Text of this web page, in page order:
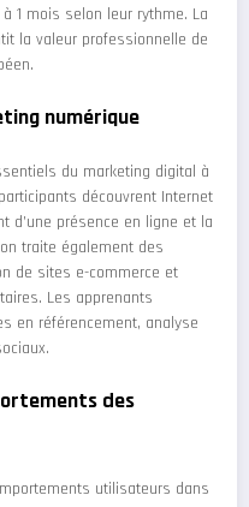
1 mois selon leur rythme. La
la valeur professionnelle de
numérique
du marketing digital à
découvrent Internet
d’une présence en ligne et la
traite également des
de sites e-commerce et
Les apprenants
en référencement, analyse
des
utilisateurs dans